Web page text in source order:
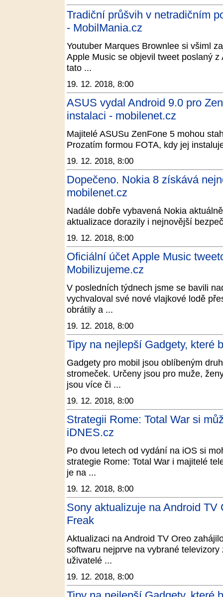
Tradiční průšvih v netradičním
- MobilMania.cz
Youtuber Marques Brownlee si všiml
Apple Music se objevil tweet poslaný
tato ...
19. 12. 2018, 8:00
ASUS vydal Android 9.0 pro
instalaci - mobilenet.cz
Majitelé ASUSu ZenFone 5 mohou
Prozatím formou FOTA, kdy jej
19. 12. 2018, 8:00
Dopečeno. Nokia 8 získává
mobilenet.cz
Nadále dobře vybavená Nokia
aktualizace dorazily i nejnovější
19. 12. 2018, 8:00
Oficiální účet Apple Music
Mobilizujeme.cz
V posledních týdnech jsme se bavili
vychvaloval své nové vlajkové lodě
obrátily a ...
19. 12. 2018, 8:00
Tipy na nejlepší Gadgety, které
Gadgety pro mobil jsou oblíbeným
stromeček. Určeny jsou pro muže,
jsou více či ...
19. 12. 2018, 8:00
Strategii Rome: Total War si
iDNES.cz
Po dvou letech od vydání na iOS si
strategie Rome: Total War i majitelé
je na ...
19. 12. 2018, 8:00
Sony aktualizuje na Android
Freak
Aktualizaci na Android TV Oreo
softwaru nejprve na vybrané
uživatelé ...
19. 12. 2018, 8:00